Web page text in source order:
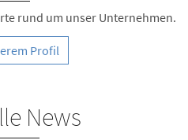
rund um unser Unternehmen.
Profil
News